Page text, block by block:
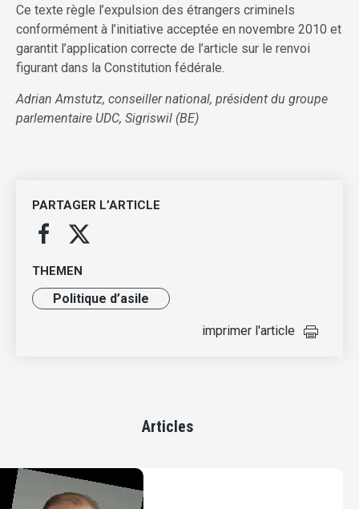
Ce texte règle l’expulsion des étrangers criminels
conformément à l’initiative acceptée en novembre 2010 et
garantit l’application correcte de l’article sur le renvoi
figurant dans la Constitution fédérale.
Adrian Amstutz, conseiller national, président du groupe
parlementaire UDC, Sigriswil (BE)
PARTAGER L’ARTICLE
THEMEN
Politique d’asile
imprimer l'article
Articles